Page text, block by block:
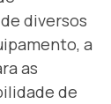
diversos
a
as
de